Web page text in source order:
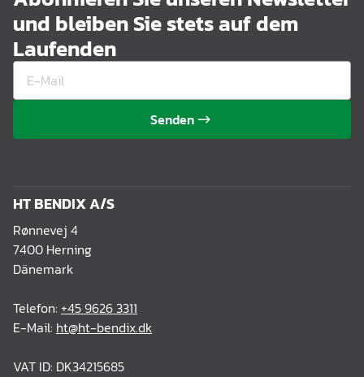
und bleiben Sie stets auf dem
Laufenden
Senden
HT BENDIX A/S
Rønnevej 4
7400 Herning
Dänemark
Telefon: +45 9626 3311
E-Mail: ht@ht-bendix.dk
VAT ID: DK34215685